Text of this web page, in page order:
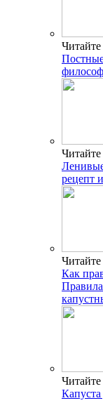
рецепт
Как